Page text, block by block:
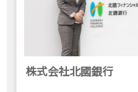
株式会社北國銀行